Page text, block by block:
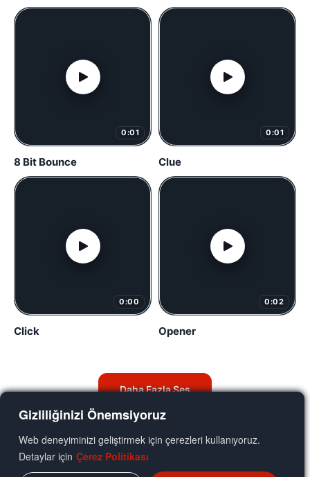
Gizliliğinizi Önemsiyoruz
Web deneyiminizi geliştirmek için çerezleri kullanıyoruz.
Detaylar için Çerez Politikası
0:01
8 Bit Bounce
0:01
Clue
0:00
Click
0:02
Opener
Daha Fazla Ses